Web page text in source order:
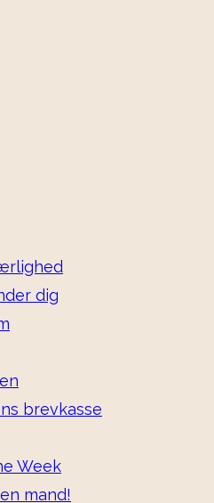
dig
brevkasse
Week
mand!